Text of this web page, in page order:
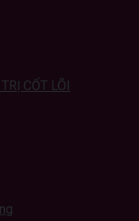
CỐT LÕI